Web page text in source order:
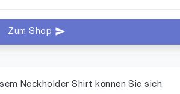
Zum Shop
Neckholder Shirt können Sie sich